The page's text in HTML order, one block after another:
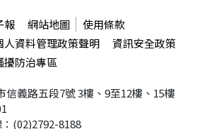
報 網站地圖
使用條款
人資料管理政策聲明
資訊安全政策
擾防治專區
信義路五段7號3樓、9至12樓、15樓
(02)2792-8188